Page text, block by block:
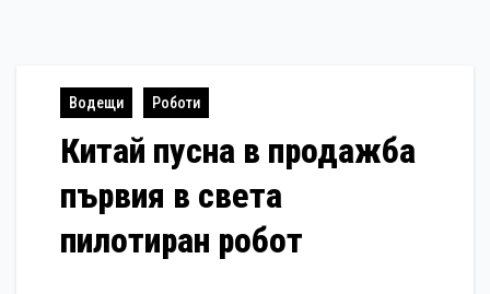
Водещи Роботи
Китай пусна в продажба
първия в света
пилотиран робот